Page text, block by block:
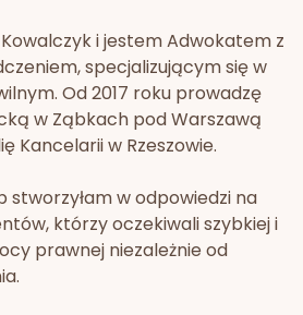
i jestem Adwokatem z
specjalizującym się w
Od 2017 roku prowadzę
w Ząbkach pod Warszawą
Kancelarii w Rzeszowie.
stworzyłam w odpowiedzi na
którzy oczekiwali szybkiej i
prawnej niezależnie od